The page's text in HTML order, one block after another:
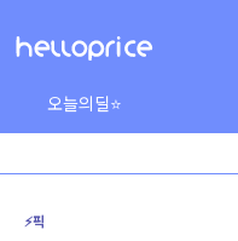
오늘의딜⭐
⚡️픽